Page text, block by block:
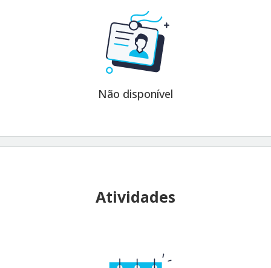
Não disponível
Atividades